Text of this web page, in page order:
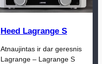
Heed Lagrange S
Atnaujintas ir dar geresnis
Lagrange – Lagrange S